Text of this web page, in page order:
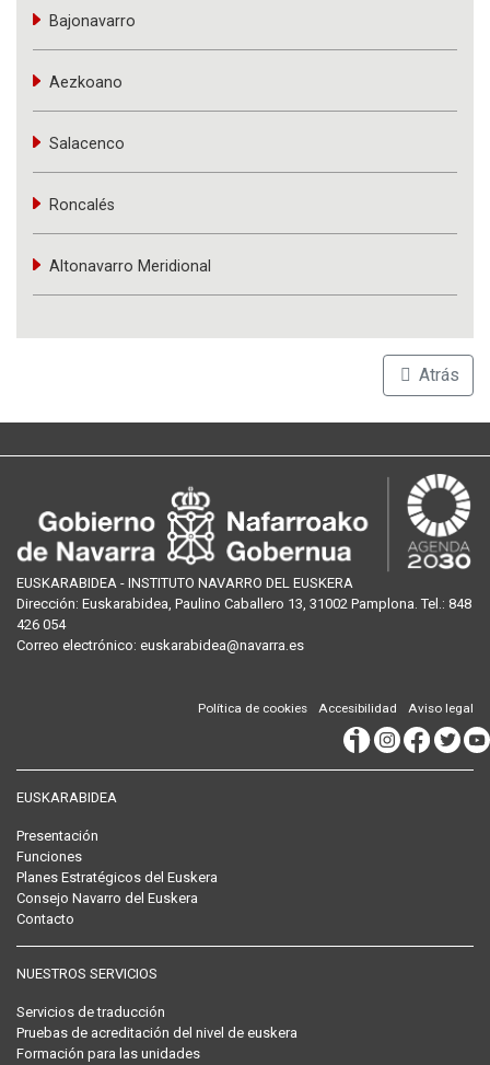
Bajonavarro
Aezkoano
Salacenco
Roncalés
Altonavarro Meridional
Atrás
EUSKARABIDEA - INSTITUTO NAVARRO DEL EUSKERA
Dirección: Euskarabidea, Paulino Caballero 13, 31002 Pamplona. Tel.: 848
426 054
Correo electrónico: euskarabidea@navarra.es
Aviso legal
Accesibilidad
Política de cookies
EUSKARABIDEA
Presentación
Funciones
Planes Estratégicos del Euskera
Consejo Navarro del Euskera
Contacto
NUESTROS SERVICIOS
Servicios de traducción
Pruebas de acreditación del nivel de euskera
Formación para las unidades